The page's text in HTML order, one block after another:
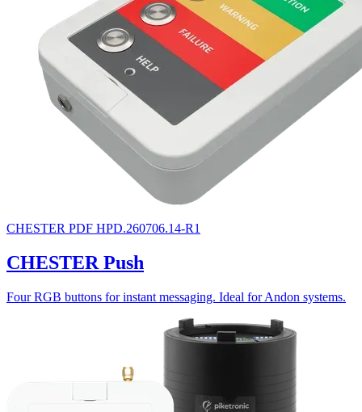
CHESTER PDF HPD.260706.14-R1
CHESTER Push
Four RGB buttons for instant messaging. Ideal for Andon systems.